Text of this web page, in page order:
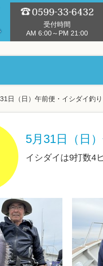
受付時間
AM 6:00～PM 21:00
日（日）午前便・イシダイ釣り
5月31日（日
イシダイは9打数4